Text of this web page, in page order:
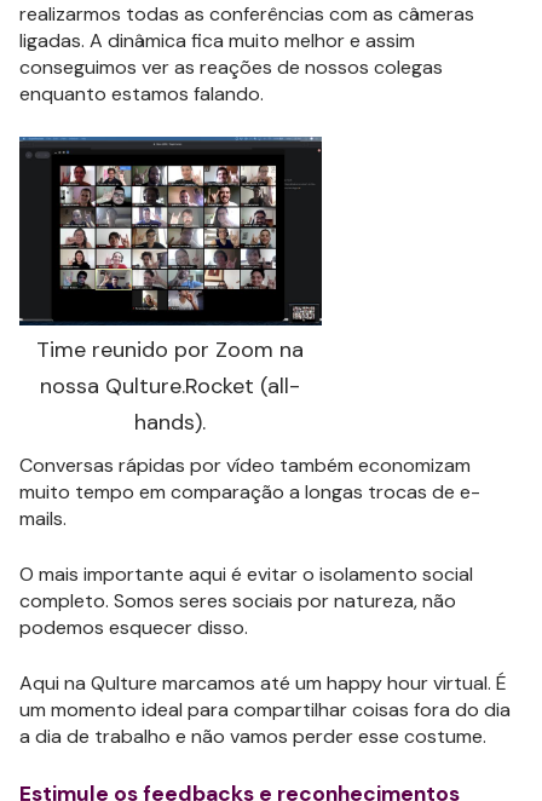
realizarmos todas as conferências com as câmeras
ligadas. A dinâmica fica muito melhor e assim
conseguimos ver as reações de nossos colegas
enquanto estamos falando.
Time reunido por Zoom na
nossa Qulture.Rocket (all-
hands).
Conversas rápidas por vídeo também economizam
muito tempo em comparação a longas trocas de e-
mails.
O mais importante aqui é evitar o isolamento social
completo. Somos seres sociais por natureza, não
podemos esquecer disso.
Aqui na Qulture marcamos até um happy hour virtual. É
um momento ideal para compartilhar coisas fora do dia
a dia de trabalho e não vamos perder esse costume.
Estimule os feedbacks e reconhecimentos